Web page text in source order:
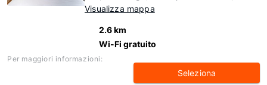
Visualizza mappa
2.6 km
Wi-Fi gratuito
Per maggiori informazioni:
Seleziona